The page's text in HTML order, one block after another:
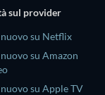
sul provider
nuovo su Netflix
su Amazon
su Apple TV